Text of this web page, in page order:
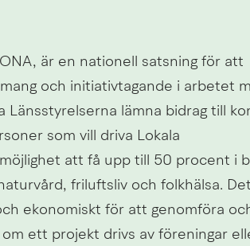
är en nationell satsning för att
och initiativtagande i arbetet
Länsstyrelserna lämna bidrag till
som vill driva Lokala
att få upp till 50 procent i
friluftsliv och folkhälsa.
ekonomiskt för att genomföra
ett projekt drivs av föreningar